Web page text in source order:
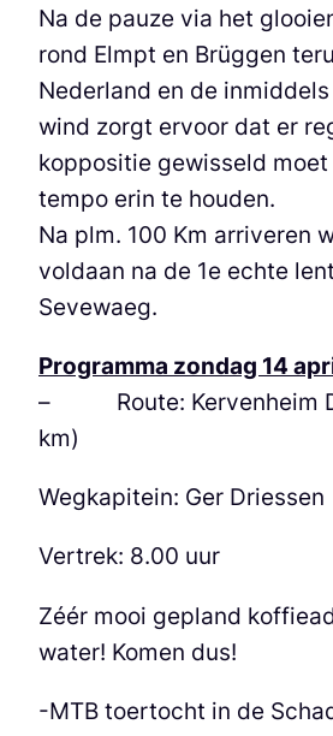
Na de pauze via het
rond Elmpt en Brüggen
Nederland en de
wind zorgt ervoor dat er
koppositie gewisseld
tempo erin te houden.
Na plm. 100 Km arriveren
voldaan na de 1e echte
Sevewaeg.
Programma zondag 14
– Route: Kervenheim
km)
Wegkapitein: Ger Driessen
Vertrek: 8.00 uur
Zéér mooi gepland
water! Komen dus!
-MTB toertocht in de